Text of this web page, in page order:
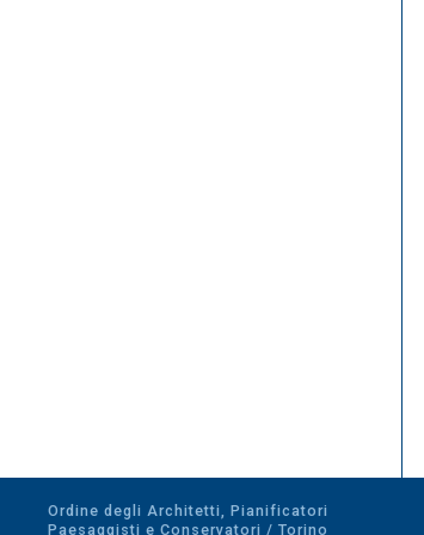
Ordine degli Architetti, Pianificatori
Paesaggisti e Conservatori / Torino